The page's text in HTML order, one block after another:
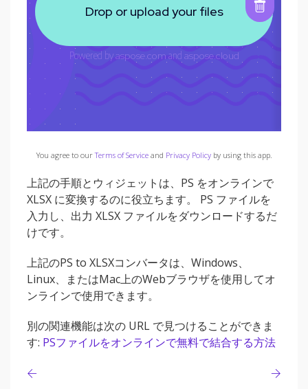
You agree to ourTerms of Serviceand Privacy Policyby using this app.
上記の手順とウィジェットは、PS をオンラインで
XLSX に変換するのに役立ちます。 PS ファイルを
入力し、出力 XLSX ファイルをダウンロードするだ
けです。
上記のPS to XLSXコンバータは、Windows、
Linux、またはMac上のWebブラウザを使用してオ
ンラインで使用できます。
別の関連機能は次の URL で見つけることができま
す: PSファイルをオンラインで無料で結合する方法